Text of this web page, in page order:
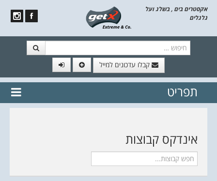
אקסטרים בים , בשלג ועל
גלגלים
קבלו עדכונים למייל
// הצטרף לרשימת תפוצה!
נשמח
לשלוח לך עדכונים חמים מהאתר
תפריט
דלג לתוכן
אינדקס קבוצות